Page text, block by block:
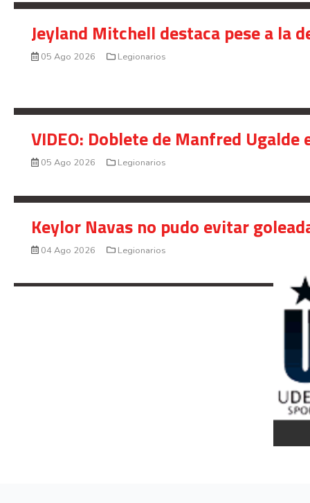
Jeyland Mitchell destaca pese a la
05 Ago 2026 Legionarios
VIDEO: Doblete de Manfred
05 Ago 2026 Legionarios
Keylor Navas no pudo evitar
04 Ago 2026 Legionarios